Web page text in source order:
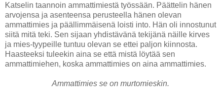
Katselin taannoin ammattimiestä työssään. Päättelin hänen
arvojensa ja asenteensa perusteella hänen olevan
ammattimies ja päällimmäisenä loisti into. Hän oli innostunut
siitä mitä teki. Sen sijaan yhdistävänä tekijänä näille kirves
ja mies-tyypeille tuntuu olevan se ettei paljon kiinnosta.
Haasteeksi tuleekin aina se että mistä löytää sen
ammattimiehen, koska ammattimies on aina ammattimies.
Ammattimies se on murtomieskin.